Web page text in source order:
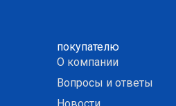
покупателю
О компании
Вопросы и ответы